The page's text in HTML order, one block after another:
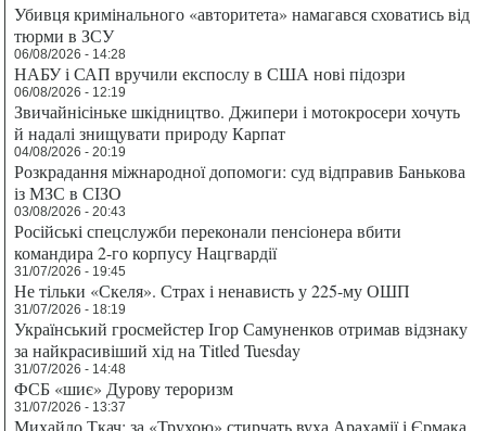
Убивця кримінального «авторитета» намагався сховатись від
тюрми в ЗСУ
06/08/2026 - 14:28
НАБУ і САП вручили експослу в США нові підозри
06/08/2026 - 12:19
Звичайнісіньке шкідництво. Джипери і мотокросери хочуть
й надалі знищувати природу Карпат
04/08/2026 - 20:19
Розкрадання міжнародної допомоги: суд відправив Банькова
із МЗС в СІЗО
03/08/2026 - 20:43
Російські спецслужби переконали пенсіонера вбити
командира 2-го корпусу Нацгвардії
31/07/2026 - 19:45
Не тільки «Скеля». Страх і ненависть у 225-му ОШП
31/07/2026 - 18:19
Український гросмейстер Ігор Самуненков отримав відзнаку
за найкрасивіший хід на Titled Tuesday
31/07/2026 - 14:48
ФСБ «шиє» Дурову тероризм
31/07/2026 - 13:37
Михайло Ткач: за «Трухою» стирчать вуха Арахамії і Єрмака